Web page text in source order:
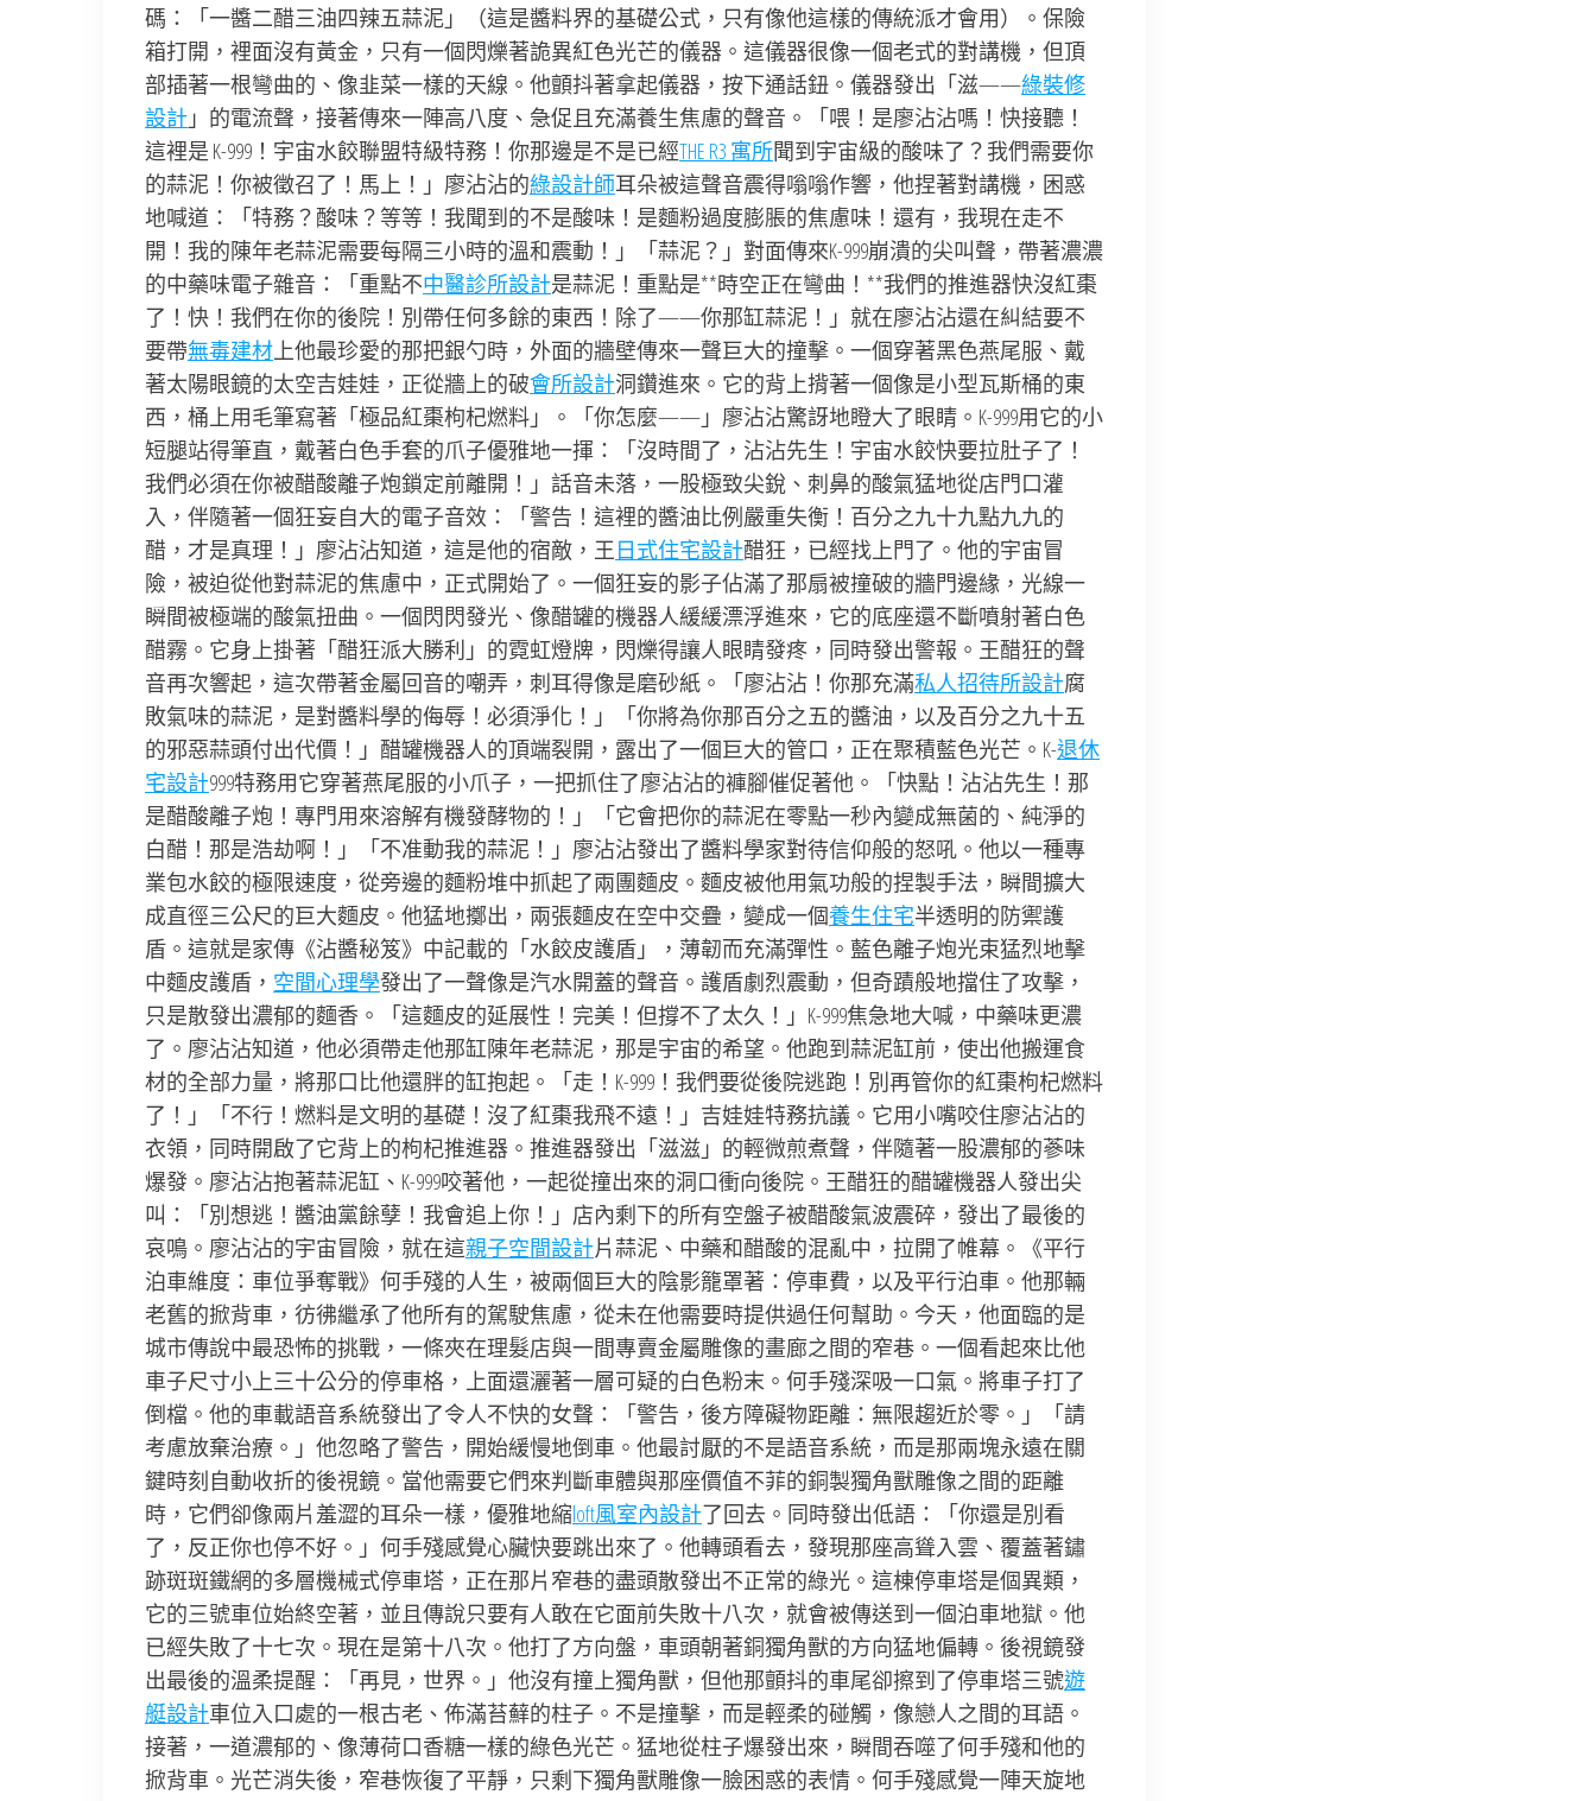
碼：「一醬二醋三油四辣五蒜泥」（這是醬料界的基礎公式，只有像他這樣的傳統派才會用）。保險
箱打開，裡面沒有黃金，只有一個閃爍著詭異紅色光芒的儀器。這儀器很像一個老式的對講機，但頂
部插著一根彎曲的、像韭菜一樣的天線。他顫抖著拿起儀器，按下通話鈕。儀器發出「滋——綠裝修
設計 」的電流聲，接著傳來一陣高八度、急促且充滿養生焦慮的聲音。「喂！是廖沾沾嗎！快接聽！
這裡是 K-999！宇宙水餃聯盟特級特務！你那邊是不是已經THE R3 寓所聞到宇宙級的酸味了？我們需要你
的蒜泥！你被徵召了！馬上！」廖沾沾的綠設計師耳朵被這聲音震得嗡嗡作響，他捏著對講機，困惑
地喊道：「特務？酸味？等等！我聞到的不是酸味！是麵粉過度膨脹的焦慮味！還有，我現在走不
開！我的陳年老蒜泥需要每隔三小時的溫和震動！」「蒜泥？」對面傳來K-999崩潰的尖叫聲，帶著濃濃
的中藥味電子雜音：「重點不中醫診所設計是蒜泥！重點是**時空正在彎曲！**我們的推進器快沒紅棗
了！快！我們在你的後院！別帶任何多餘的東西！除了——你那缸蒜泥！」就在廖沾沾還在糾結要不
要帶無毒建材上他最珍愛的那把銀勺時，外面的牆壁傳來一聲巨大的撞擊。一個穿著黑色燕尾服、戴
著太陽眼鏡的太空吉娃娃，正從牆上的破會所設計洞鑽進來。它的背上揹著一個像是小型瓦斯桶的東
西，桶上用毛筆寫著「極品紅棗枸杞燃料」。「你怎麼——」廖沾沾驚訝地瞪大了眼睛。K-999用它的小
短腿站得筆直，戴著白色手套的爪子優雅地一揮：「沒時間了，沾沾先生！宇宙水餃快要拉肚子了！
我們必須在你被醋酸離子炮鎖定前離開！」話音未落，一股極致尖銳、刺鼻的酸氣猛地從店門口灌
入，伴隨著一個狂妄自大的電子音效：「警告！這裡的醬油比例嚴重失衡！百分之九十九點九九的
醋，才是真理！」廖沾沾知道，這是他的宿敵，王日式住宅設計醋狂，已經找上門了。他的宇宙冒
險，被迫從他對蒜泥的焦慮中，正式開始了。一個狂妄的影子佔滿了那扇被撞破的牆門邊緣，光線一
瞬間被極端的酸氣扭曲。一個閃閃發光、像醋罐的機器人緩緩漂浮進來，它的底座還不斷噴射著白色
醋霧。它身上掛著「醋狂派大勝利」的霓虹燈牌，閃爍得讓人眼睛發疼，同時發出警報。王醋狂的聲
音再次響起，這次帶著金屬回音的嘲弄，刺耳得像是磨砂紙。「廖沾沾！你那充滿私人招待所設計腐
敗氣味的蒜泥，是對醬料學的侮辱！必須淨化！」「你將為你那百分之五的醬油，以及百分之九十五
的邪惡蒜頭付出代價！」醋罐機器人的頂端裂開，露出了一個巨大的管口，正在聚積藍色光芒。K-退休
宅設計999特務用它穿著燕尾服的小爪子，一把抓住了廖沾沾的褲腳催促著他。「快點！沾沾先生！那
是醋酸離子炮！專門用來溶解有機發酵物的！」「它會把你的蒜泥在零點一秒內變成無菌的、純淨的
白醋！那是浩劫啊！」「不准動我的蒜泥！」廖沾沾發出了醬料學家對待信仰般的怒吼。他以一種專
業包水餃的極限速度，從旁邊的麵粉堆中抓起了兩團麵皮。麵皮被他用氣功般的捏製手法，瞬間擴大
成直徑三公尺的巨大麵皮。他猛地擲出，兩張麵皮在空中交疊，變成一個養生住宅半透明的防禦護
盾。這就是家傳《沾醬秘笈》中記載的「水餃皮護盾」，薄韌而充滿彈性。藍色離子炮光束猛烈地擊
中麵皮護盾， 空間心理學發出了一聲像是汽水開蓋的聲音。護盾劇烈震動，但奇蹟般地擋住了攻擊，
只是散發出濃郁的麵香。「這麵皮的延展性！完美！但撐不了太久！」K-999焦急地大喊，中藥味更濃
了。廖沾沾知道，他必須帶走他那缸陳年老蒜泥，那是宇宙的希望。他跑到蒜泥缸前，使出他搬運食
材的全部力量，將那口比他還胖的缸抱起。「走！K-999！我們要從後院逃跑！別再管你的紅棗枸杞燃料
了！」「不行！燃料是文明的基礎！沒了紅棗我飛不遠！」吉娃娃特務抗議。它用小嘴咬住廖沾沾的
衣領，同時開啟了它背上的枸杞推進器。推進器發出「滋滋」的輕微煎煮聲，伴隨著一股濃郁的蔘味
爆發。廖沾沾抱著蒜泥缸、K-999咬著他，一起從撞出來的洞口衝向後院。王醋狂的醋罐機器人發出尖
叫：「別想逃！醬油黨餘孽！我會追上你！」店內剩下的所有空盤子被醋酸氣波震碎，發出了最後的
哀鳴。廖沾沾的宇宙冒險，就在這親子空間設計片蒜泥、中藥和醋酸的混亂中，拉開了帷幕。《平行
泊車維度：車位爭奪戰》何手殘的人生，被兩個巨大的陰影籠罩著：停車費，以及平行泊車。他那輛
老舊的掀背車，彷彿繼承了他所有的駕駛焦慮，從未在他需要時提供過任何幫助。今天，他面臨的是
城市傳說中最恐怖的挑戰，一條夾在理髮店與一間專賣金屬雕像的畫廊之間的窄巷。一個看起來比他
車子尺寸小上三十公分的停車格，上面還灑著一層可疑的白色粉末。何手殘深吸一口氣。將車子打了
倒檔。他的車載語音系統發出了令人不快的女聲：「警告，後方障礙物距離：無限趨近於零。」「請
考慮放棄治療。」他忽略了警告，開始緩慢地倒車。他最討厭的不是語音系統，而是那兩塊永遠在關
鍵時刻自動收折的後視鏡。當他需要它們來判斷車體與那座價值不菲的銅製獨角獸雕像之間的距離
時，它們卻像兩片羞澀的耳朵一樣，優雅地縮loft風室內設計了回去。同時發出低語：「你還是別看
了，反正你也停不好。」何手殘感覺心臟快要跳出來了。他轉頭看去，發現那座高聳入雲、覆蓋著鏽
跡斑斑鐵網的多層機械式停車塔，正在那片窄巷的盡頭散發出不正常的綠光。這棟停車塔是個異類，
它的三號車位始終空著，並且傳說只要有人敢在它面前失敗十八次，就會被傳送到一個泊車地獄。他
已經失敗了十七次。現在是第十八次。他打了方向盤，車頭朝著銅獨角獸的方向猛地偏轉。後視鏡發
出最後的溫柔提醒：「再見，世界。」他沒有撞上獨角獸，但他那顫抖的車尾卻擦到了停車塔三號遊
艇設計車位入口處的一根古老、佈滿苔蘚的柱子。不是撞擊，而是輕柔的碰觸，像戀人之間的耳語。
接著，一道濃郁的、像薄荷口香糖一樣的綠色光芒。猛地從柱子爆發出來，瞬間吞噬了何手殘和他的
掀背車。光芒消失後，窄巷恢復了平靜，只剩下獨角獸雕像一臉困惑的表情。何手殘感覺一陣天旋地